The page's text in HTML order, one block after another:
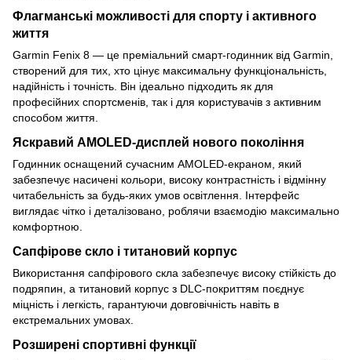
Флагманські можливості для спорту і активного
життя
Garmin Fenix 8 — це преміальний смарт-годинник від Garmin,
створений для тих, хто цінує максимальну функціональність,
надійність і точність. Він ідеально підходить як для
професійних спортсменів, так і для користувачів з активним
способом життя.
Яскравий AMOLED-дисплей нового покоління
Годинник оснащений сучасним AMOLED-екраном, який
забезпечує насичені кольори, високу контрастність і відмінну
читабельність за будь-яких умов освітлення. Інтерфейс
виглядає чітко і деталізовано, роблячи взаємодію максимально
комфортною.
Сапфірове скло і титановий корпус
Використання сапфірового скла забезпечує високу стійкість до
подряпин, а титановий корпус з DLC-покриттям поєднує
міцність і легкість, гарантуючи довговічність навіть в
екстремальних умовах.
Розширені спортивні функції